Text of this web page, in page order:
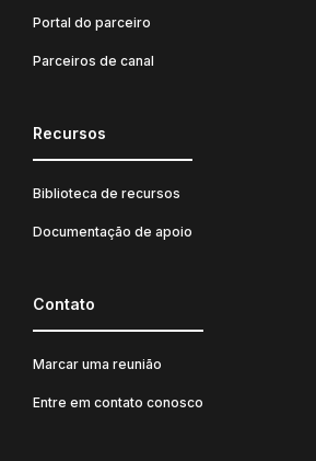
Portal do parceiro
Parceiros de canal
Recursos
Biblioteca de recursos
Documentação de apoio
Contato
Marcar uma reunião
Entre em contato conosco